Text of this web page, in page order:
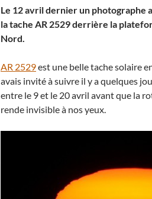
Le 12 avril dernier un photographe
la tache AR 2529 derrière la
Nord.
AR 2529est une belle tache solaire
avais invité à suivre il y a quelques
entre le 9 et le 20 avril avant que la
rende invisible à nos yeux.